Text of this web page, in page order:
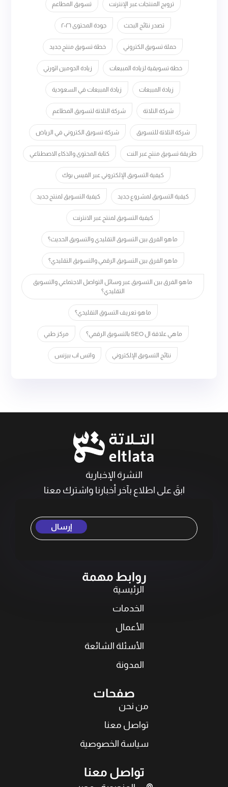
ترويج المنتجات عبر الإنترنت تسويق المطاعم
تصدر نتائج البحث جودة المحتوى ٢٠٢٦
حملة تسويق الكتروني خطة تسويق منتج جديد
خطة تسويقية لزيادة المبيعات زيادة الدومين اثورتي
زيادة المبيعات زيادة المبيعات في السعودية
شركة التلاتة شركة التلاتة لتسويق المطاعم
شركة التلاتة للتسويق شركة تسويق الكتروني في الرياض
طريقة تسويق منتج عبر النت كتابة المحتوى والذكاء الاصطناعي
كيفية التسويق الإلكتروني عبر الفيس بوك
كيفية التسويق لمشروع جديد كيفية التسويق لمنتج جديد
كيفية التسويق لمنتج عبر الانترنت
ما هو الفرق بين التسويق التقليدي والتسويق الحديث؟
ما هو الفرق بين التسويق الرقمي والتسويق التقليدي؟
ما هو الفرق بين التسويق عبر وسائل التواصل الاجتماعي والتسويق
التقليدي؟
ما هو تعريف التسوق التقليدي؟
ما هي علاقة ال SEO بالتسويق الرقمي؟ مركز طبي
نتائج التسويق الإلكتروني واتس اب بيزنس
النشرة الإخبارية
ابقَ على اطلاع بآخر أخبارنا واشترك معنا
إرسال
روابط مهمة
الرئيسية
الخدمات
الأعمال
الأسئلة الشائعة
المدونة
صفحات
من نحن
تواصل معنا
سياسة الخصوصية
تواصل معنا